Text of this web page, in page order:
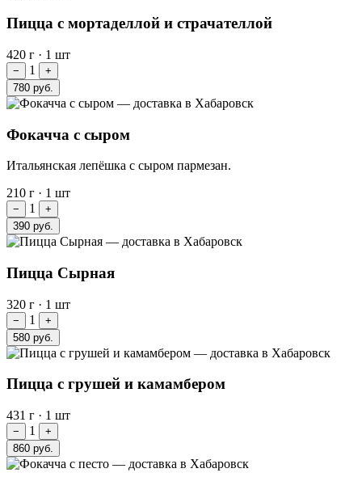
Пицца с мортаделлой и страчателлой
420 г · 1 шт
− 1
+
780 руб.
Фокачча с сыром
Итальянская лепёшка с сыром пармезан.
210 г · 1 шт
− 1
+
390 руб.
Пицца Сырная
320 г · 1 шт
− 1
+
580 руб.
Пицца с грушей и камамбером
431 г · 1 шт
− 1
+
860 руб.